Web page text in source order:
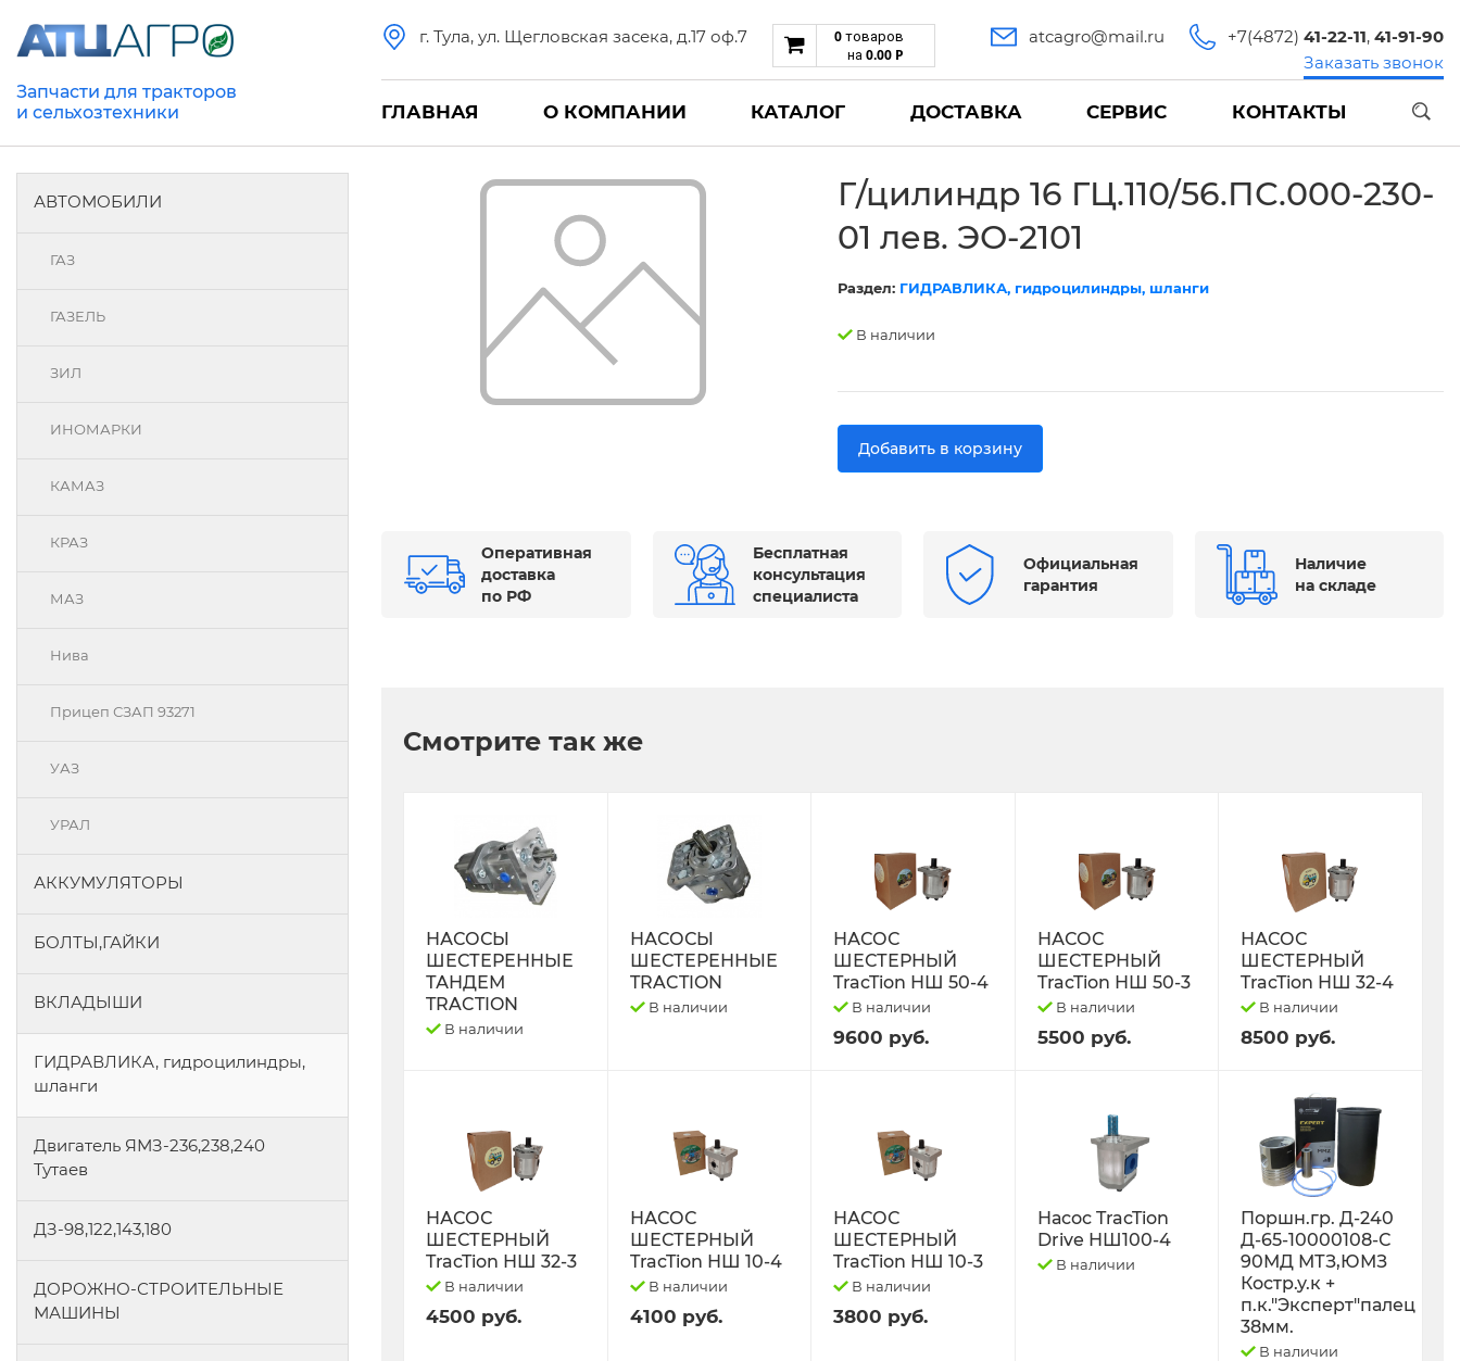
Запчасти для тракторов
и сельхозтехники
г. Тула, ул. Щегловская засека, д.17 оф.7 0 товаров
на 0.00 Р
atcagro@mail.ru +7(4872) 41-22-11, 41-91-90
Заказать звонок
ГЛАВНАЯ О КОМПАНИИ КАТАЛОГ ДОСТАВКА СЕРВИС КОНТАКТЫ
АВТОМОБИЛИ
ГАЗ
ГАЗЕЛЬ
ЗИЛ
ИНОМАРКИ
КАМАЗ
КРАЗ
МАЗ
Нива
Прицеп СЗАП 93271
УАЗ
УРАЛ
АККУМУЛЯТОРЫ
БОЛТЫ,ГАЙКИ
ВКЛАДЫШИ
ГИДРАВЛИКА, гидроцилиндры,
шланги
Двигатель ЯМЗ-236,238,240
Тутаев
ДЗ-98,122,143,180
ДОРОЖНО-СТРОИТЕЛЬНЫЕ
МАШИНЫ
Г/цилиндр 16 ГЦ.110/56.ПС.000-230-
01 лев. ЭО-2101
Раздел: ГИДРАВЛИКА, гидроцилиндры, шланги
В наличии
Добавить в корзину
Оперативная
доставка
по РФ
Бесплатная
консультация
специалиста
Официальная
гарантия
Наличие
на складе
Смотрите так же
НАСОСЫ
ШЕСТЕРЕННЫЕ
ТАНДЕМ
TRACTION
В наличии
НАСОСЫ
ШЕСТЕРЕННЫЕ
TRACTION
В наличии
НАСОС
ШЕСТЕРНЫЙ
TracTion НШ 50-4
В наличии
9600 руб.
НАСОС
ШЕСТЕРНЫЙ
TracTion НШ 50-3
В наличии
5500 руб.
НАСОС
ШЕСТЕРНЫЙ
TracTion НШ 32-4
В наличии
8500 руб.
НАСОС
ШЕСТЕРНЫЙ
TracTion НШ 32-3
В наличии
4500 руб.
НАСОС
ШЕСТЕРНЫЙ
TracTion НШ 10-4
В наличии
4100 руб.
НАСОС
ШЕСТЕРНЫЙ
TracTion НШ 10-3
В наличии
3800 руб.
Насос TracTion
Drive НШ100-4
В наличии
Поршн.гр. Д-240
Д-65-10000108-С
90МД МТЗ,ЮМЗ
Костр.у.к +
п.к."Эксперт"палец
38мм.
В наличии